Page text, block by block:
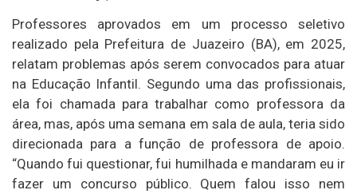
Professores aprovados em um processo seletivo
realizado pela Prefeitura de Juazeiro (BA), em 2025,
relatam problemas após serem convocados para atuar
na Educação Infantil. Segundo uma das profissionais,
ela foi chamada para trabalhar como professora da
área, mas, após uma semana em sala de aula, teria sido
direcionada para a função de professora de apoio.
“Quando fui questionar, fui humilhada e mandaram eu ir
fazer um concurso público. Quem falou isso nem